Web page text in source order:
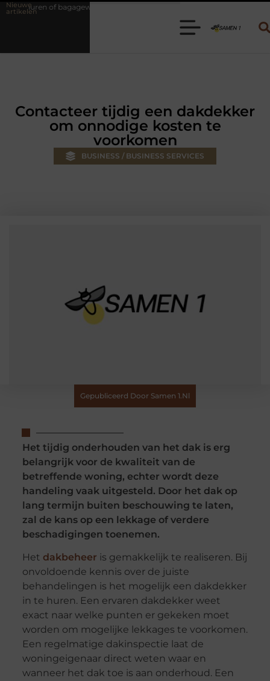
Nieuwe
artikelenhuren? Kies de juiste aanhanger voor jouw klus
Contacteer tijdig een dakdekker
om onnodige kosten te
voorkomen
BUSINESS / BUSINESS SERVICES
Gepubliceerd Door Samen 1.nl
Het tijdig onderhouden van het dak is erg
belangrijk voor de kwaliteit van de
betreffende woning, echter wordt deze
handeling vaak uitgesteld. Door het dak op
lang termijn buiten beschouwing te laten,
zal de kans op een lekkage of verdere
beschadigingen toenemen.
Het dakbeheer is gemakkelijk te realiseren. Bij
onvoldoende kennis over de juiste
behandelingen is het mogelijk een dakdekker
in te huren. Een ervaren dakdekker weet
exact naar welke punten er gekeken moet
worden om mogelijke lekkages te voorkomen.
Een regelmatige dakinspectie laat de
woningeigenaar direct weten waar en
wanneer het dak toe is aan onderhoud. Een